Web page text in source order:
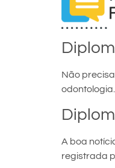
Não
odontologia.
A boa
registrada